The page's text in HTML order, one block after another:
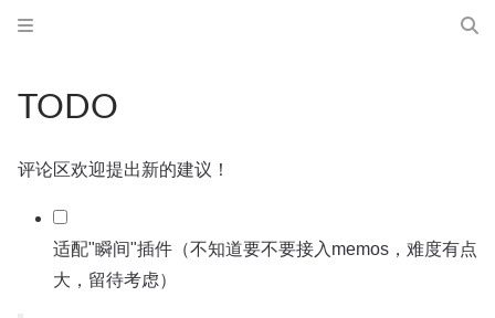
TODO
评论区欢迎提出新的建议！
适配"瞬间"插件（不知道要不要接入memos，难度有点
大，留待考虑）